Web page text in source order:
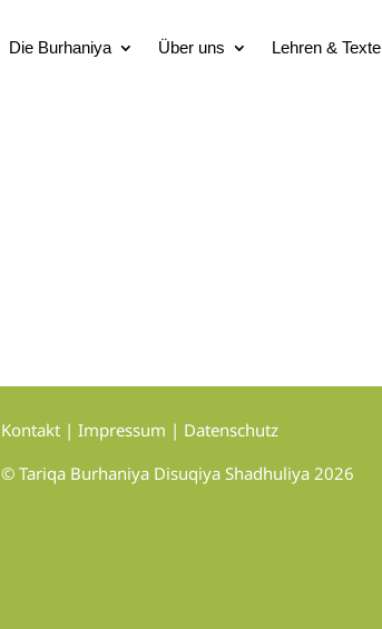
Die Burhaniya Über uns Lehren & Texte
Kontakt |Impressum | Datenschutz
© Tariqa Burhaniya Disuqiya Shadhuliya 2026